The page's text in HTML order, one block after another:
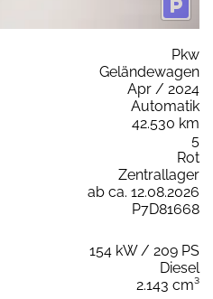
Pkw
Geländewagen
Apr / 2024
Automatik
42.530 km
5
Rot
Zentrallager
ab ca. 12.08.2026
P7D81668
154 kW / 209 PS
Diesel
2.143 cm³